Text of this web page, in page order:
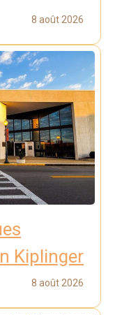
8 août 2026
Kiplinger
8 août 2026